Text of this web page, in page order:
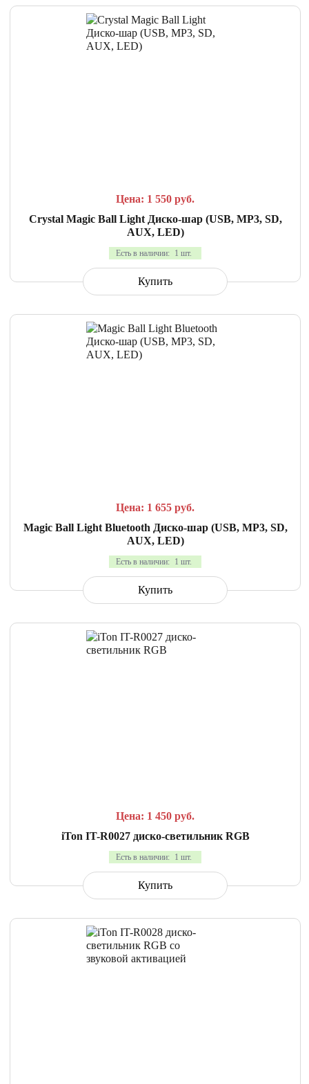
Цена: 1 550 руб.
Crystal Magic Ball Light Диско-шар (USB, MP3, SD,
AUX, LED)
Есть в наличии: 1 шт.
Купить
Цена: 1 655 руб.
Magic Ball Light Bluetooth Диско-шар (USB, MP3, SD,
AUX, LED)
Есть в наличии: 1 шт.
Купить
Цена: 1 450 руб.
iTon IT-R0027 диско-светильник RGB
Есть в наличии: 1 шт.
Купить